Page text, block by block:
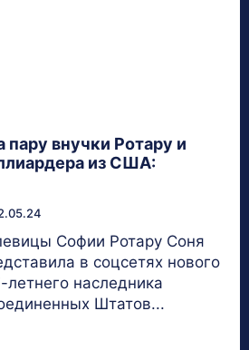
пару внучки Ротару и
из США:
Софии Ротару Соня
в соцсетях нового
наследника
Штатов...